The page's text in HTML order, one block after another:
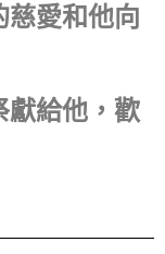
慈愛和他向
獻給他，歡